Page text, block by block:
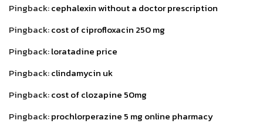
Pingback:cephalexin without a doctor prescription
Pingback:cost of ciprofloxacin 250 mg
Pingback:loratadine price
Pingback:clindamycin uk
Pingback:cost of clozapine 50mg
Pingback:prochlorperazine 5 mg online pharmacy